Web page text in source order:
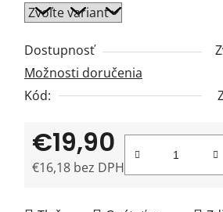
Dostupnosť
Možnosti doručenia
Kód:
€19,90
€16,18 bez DPH